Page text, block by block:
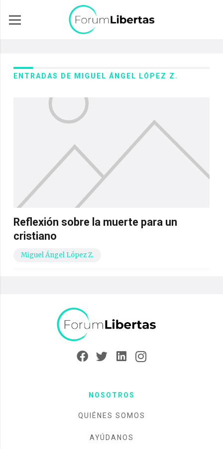
ENTRADAS DE MIGUEL ÁNGEL LÓPEZ Z.
Reflexión sobre la muerte para un
cristiano
Miguel Ángel López Z.
NOSOTROS
QUIÉNES SOMOS
AYÚDANOS